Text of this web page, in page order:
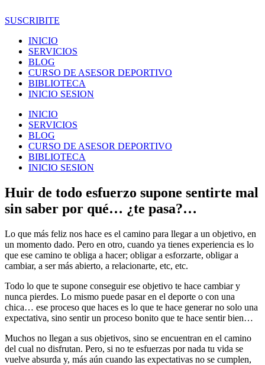
al
SUSCRIBITE
INICIO
SERVICIOS
BLOG
CURSO DE ASESOR DEPORTIVO
BIBLIOTECA
INICIO SESION
INICIO
SERVICIOS
BLOG
CURSO DE ASESOR DEPORTIVO
BIBLIOTECA
INICIO SESION
Huir de todo esfuerzo supone sentirte mal
sin saber por qué… ¿te pasa?…
Lo que más feliz nos hace es el camino para llegar a un objetivo, en
un momento dado. Pero en otro, cuando ya tienes experiencia es lo
que ese camino te obliga a hacer; obligar a esforzarte, obligar a
cambiar, a ser más abierto, a relacionarte, etc, etc.
Todo lo que te supone conseguir ese objetivo te hace cambiar y
nunca pierdes. Lo mismo puede pasar en el deporte o con una
chica… ese proceso que haces es lo que te hace generar no solo una
expectativa, sino sentir un proceso bonito que te hace sentir bien…
Muchos no llegan a sus objetivos, sino se encuentran en el camino
del cual no disfrutan. Pero, si no te esfuerzas por nada tu vida se
vuelve absurda y, más aún cuando las expectativas no se cumplen,